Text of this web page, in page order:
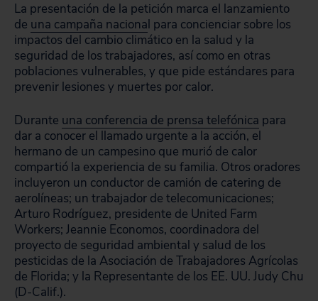
La presentación de la petición marca el lanzamiento
de una campaña nacional para concienciar sobre los
impactos del cambio climático en la salud y la
seguridad de los trabajadores, así como en otras
poblaciones vulnerables, y que pide estándares para
prevenir lesiones y muertes por calor.
Durante una conferencia de prensa telefónica para
dar a conocer el llamado urgente a la acción, el
hermano de un campesino que murió de calor
compartió la experiencia de su familia. Otros oradores
incluyeron un conductor de camión de catering de
aerolíneas; un trabajador de telecomunicaciones;
Arturo Rodríguez, presidente de United Farm
Workers; Jeannie Economos, coordinadora del
proyecto de seguridad ambiental y salud de los
pesticidas de la Asociación de Trabajadores Agrícolas
de Florida; y la Representante de los EE. UU. Judy Chu
(D-Calif.).